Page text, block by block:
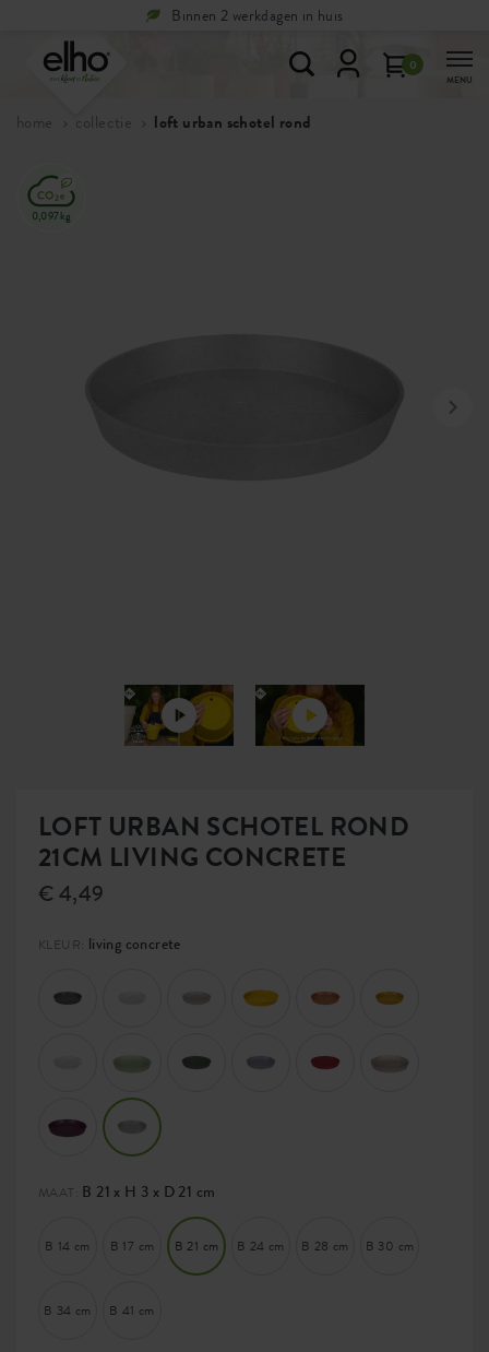
0
MENU
home collectie loft urban schotel rond
LOFT URBAN SCHOTEL ROND
21CM LIVING CONCRETE
€ 4,49
KLEUR: living concrete
MAAT: B 21 x H 3 x D 21 cm
B 14 cm B 17 cm B 21 cm B 24 cm B 28 cm B 30 cm
B 34 cm B 41 cm
0,097kg